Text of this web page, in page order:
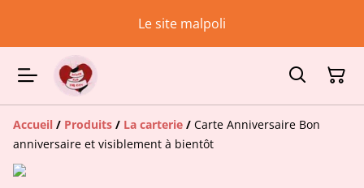
Le site malpoli
Accueil / Produits / La carterie / Carte Anniversaire Bon
anniversaire et visiblement à bientôt